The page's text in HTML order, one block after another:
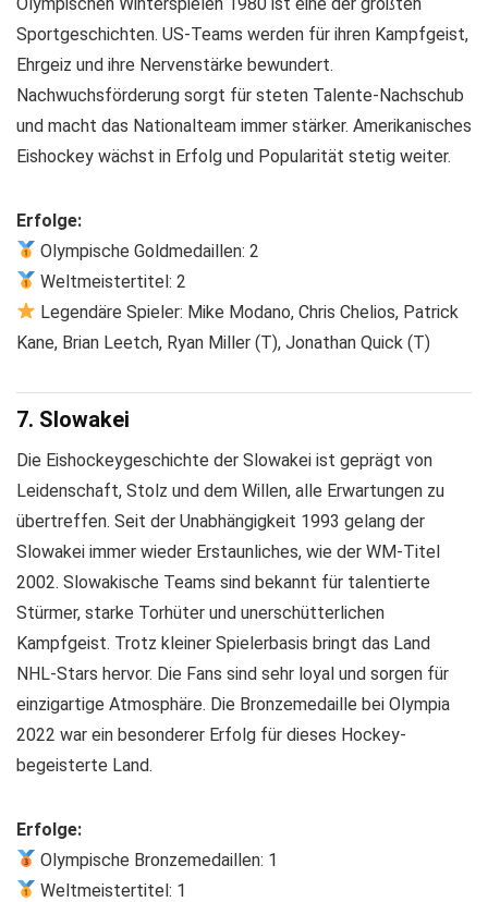
Sportgeschichten. US-Teams werden für ihren Kampfgeist,
Ehrgeiz und ihre Nervenstärke bewundert.
Nachwuchsförderung sorgt für steten Talente-Nachschub
und macht das Nationalteam immer stärker. Amerikanisches
Eishockey wächst in Erfolg und Popularität stetig weiter.
Erfolge:
Olympische Goldmedaillen: 2
Weltmeistertitel: 2
Legendäre Spieler: Mike Modano, Chris Chelios, Patrick
Kane, Brian Leetch, Ryan Miller (T), Jonathan Quick (T)
7. Slowakei
Die Eishockeygeschichte der Slowakei ist geprägt von
Leidenschaft, Stolz und dem Willen, alle Erwartungen zu
übertreffen. Seit der Unabhängigkeit 1993 gelang der
Slowakei immer wieder Erstaunliches, wie der WM-Titel
2002. Slowakische Teams sind bekannt für talentierte
Stürmer, starke Torhüter und unerschütterlichen
Kampfgeist. Trotz kleiner Spielerbasis bringt das Land
NHL-Stars hervor. Die Fans sind sehr loyal und sorgen für
einzigartige Atmosphäre. Die Bronzemedaille bei Olympia
2022 war ein besonderer Erfolg für dieses Hockey-
begeisterte Land.
Erfolge:
Olympische Bronzemedaillen: 1
Weltmeistertitel: 1